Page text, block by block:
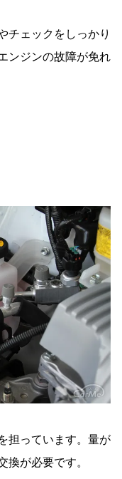
チェックをしっかり
ンジンの故障が免れ
担っています。量が
換が必要です。